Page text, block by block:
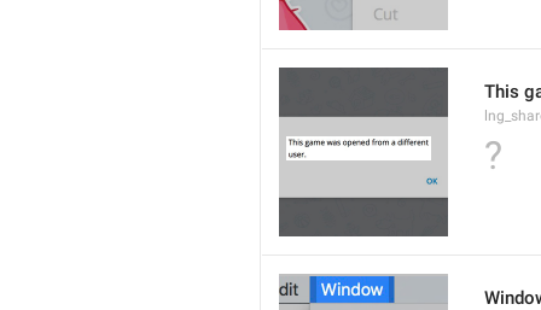
This
?